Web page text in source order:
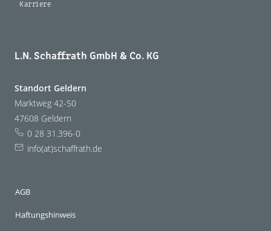
Karriere
L.N. Schaffrath GmbH & Co. KG
Standort Geldern
Marktweg 42-50
47608 Geldern
0 28 31.396-0
info(at)schaffrath.de
AGB
Haftungshinweis